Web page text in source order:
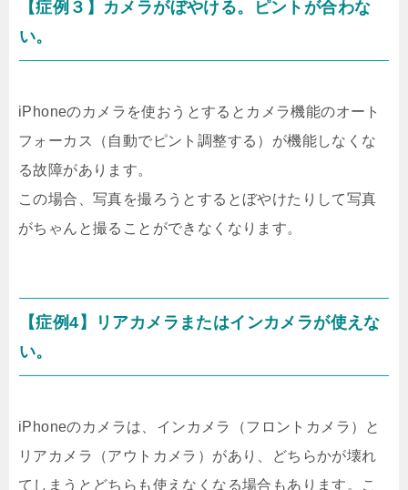
【症例３】カメラがぼやける。ピントが合わな
い。
iPhoneのカメラを使おうとするとカメラ機能のオート
フォーカス（自動でピント調整する）が機能しなくな
る故障があります。
この場合、写真を撮ろうとするとぼやけたりして写真
がちゃんと撮ることができなくなります。
【症例4】リアカメラまたはインカメラが使えな
い。
iPhoneのカメラは、インカメラ（フロントカメラ）と
リアカメラ（アウトカメラ）があり、どちらかが壊れ
てしまうとどちらも使えなくなる場合もあります。こ